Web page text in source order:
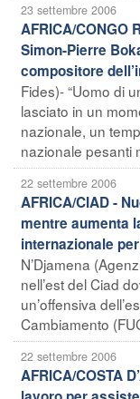
23 settembre 2006
AFRICA/CONGO
Simon-Pierre
compositore
Fides)- “Uomo di
lasciato in un
nazionale, un
nazionale pesanti
22 settembre 2006
AFRICA/CIAD -
mentre aumenta
internazionale
N’Djamena
nell’est del Ciad
un’offensiva
Cambiamento
22 settembre 2006
AFRICA/COSTA